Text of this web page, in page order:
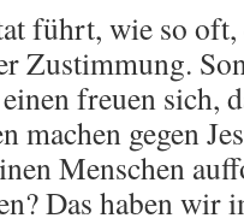
führt, wie so
Zustimmung.
freuen sich,
machen gegen
Menschen
Das haben wir